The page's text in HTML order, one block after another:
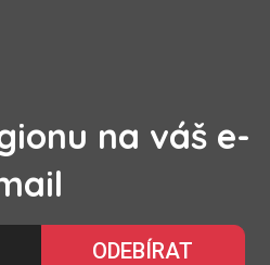
na váš e-
ODEBÍRAT